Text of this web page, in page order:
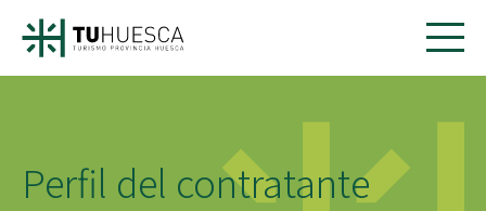
Perfil del contratante